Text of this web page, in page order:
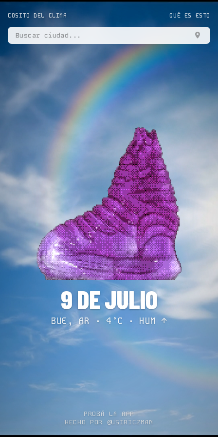
COSITO DEL CLIMA QUÉ ES ESTO
9 DE JULIO
BUE, AR · 4°C · HUM ↑
PROBÁ LA APP
HECHO POR @USIRICZMAN